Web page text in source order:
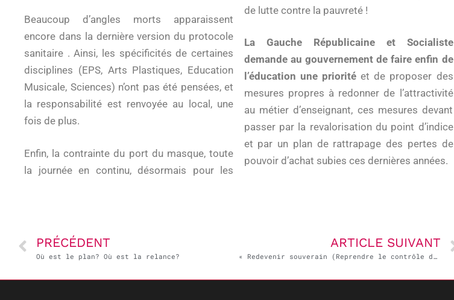
Beaucoup d’angles morts apparaissent
encore dans la dernière version du protocole
sanitaire . Ainsi, les spécificités de certaines
disciplines (EPS, Arts Plastiques, Education
Musicale, Sciences) n’ont pas été pensées, et
la responsabilité est renvoyée au local, une
fois de plus.
Enfin, la contrainte du port du masque, toute
la journée en continu, désormais pour les
de lutte contre la pauvreté !
La Gauche Républicaine et Socialiste
demande au gouvernement de faire enfin de
l’éducation une prioritéet de proposer des
mesures propres à redonner de l’attractivité
au métier d’enseignant, ces mesures devant
passer par la revalorisation du point d’indice
et par un plan de rattrapage des pertes de
pouvoir d’achat subies ces dernières années.
PRÉCÉDENT
Où est le plan? Où est la relance?
ARTICLE SUIVANT
« Redevenir souverain (Reprendre le contrôle de nos destinées) » – Festival des idées, Emmanuel Maurel